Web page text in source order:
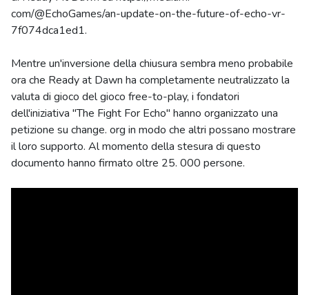
com/@EchoGames/an-update-on-the-future-of-echo-vr-
7f074dca1ed1.
Mentre un'inversione della chiusura sembra meno probabile
ora che Ready at Dawn ha completamente neutralizzato la
valuta di gioco del gioco free-to-play, i fondatori
dell'iniziativa "The Fight For Echo" hanno organizzato una
petizione su change. org in modo che altri possano mostrare
il loro supporto. Al momento della stesura di questo
documento hanno firmato oltre 25. 000 persone.